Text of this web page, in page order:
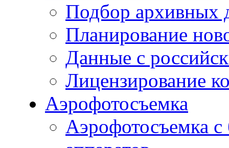
Подбор архивных
Планирование
Данные с
Лицензирование
Аэрофотосъемка
Аэрофотосъемка с